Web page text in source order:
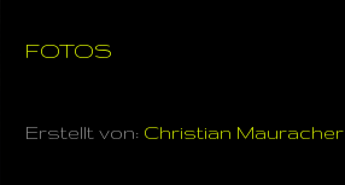
FOTOS
Erstellt von: Christian Mauracher